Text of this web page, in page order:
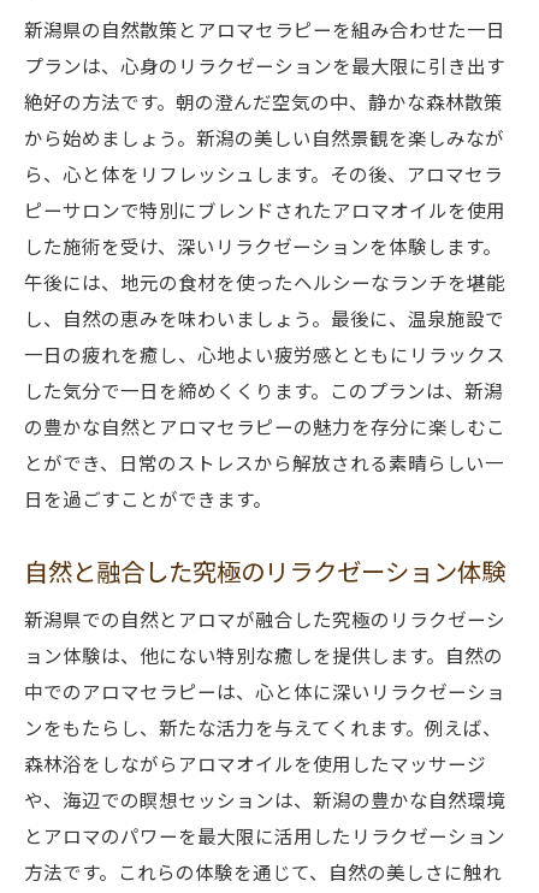
新潟県の自然散策とアロマセラピーを組み合わせた一日
プランは、心身のリラクゼーションを最大限に引き出す
絶好の方法です。朝の澄んだ空気の中、静かな森林散策
から始めましょう。新潟の美しい自然景観を楽しみなが
ら、心と体をリフレッシュします。その後、アロマセラ
ピーサロンで特別にブレンドされたアロマオイルを使用
した施術を受け、深いリラクゼーションを体験します。
午後には、地元の食材を使ったヘルシーなランチを堪能
し、自然の恵みを味わいましょう。最後に、温泉施設で
一日の疲れを癒し、心地よい疲労感とともにリラックス
した気分で一日を締めくくります。このプランは、新潟
の豊かな自然とアロマセラピーの魅力を存分に楽しむこ
とができ、日常のストレスから解放される素晴らしい一
日を過ごすことができます。
自然と融合した究極のリラクゼーション体験
新潟県での自然とアロマが融合した究極のリラクゼーシ
ョン体験は、他にない特別な癒しを提供します。自然の
中でのアロマセラピーは、心と体に深いリラクゼーショ
ンをもたらし、新たな活力を与えてくれます。例えば、
森林浴をしながらアロマオイルを使用したマッサージ
や、海辺での瞑想セッションは、新潟の豊かな自然環境
とアロマのパワーを最大限に活用したリラクゼーション
方法です。これらの体験を通じて、自然の美しさに触れ